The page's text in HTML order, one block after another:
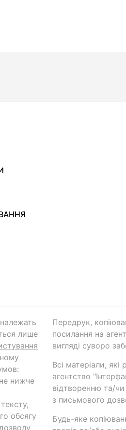
лише
нижче
обсягу
Передрук,
посилання на
вигляді суворо
Всі матеріали,
агентство
відтворенню та/
з письмового
Будь-яке